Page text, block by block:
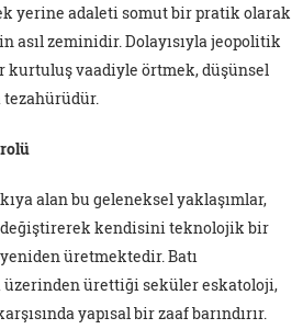
yerine adaleti somut bir pratik olarak
asıl zeminidir. Dolayısıyla jeopolitik
kurtuluş vaadiyle örtmek, düşünsel
tezahürüdür.
alan bu geleneksel yaklaşımlar,
kendisini teknolojik bir
üretmektedir. Batı
ürettiği seküler eskatoloji,
yapısal bir zaaf barındırır.